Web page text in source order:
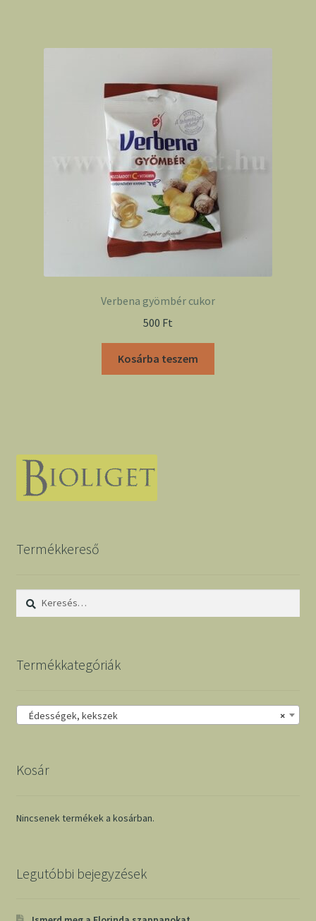
Verbena gyömbér cukor
500 Ft
Kosárba teszem
Termékkereső
Keresés:
Termékkategóriák
×
Édességek, kekszek
Kosár
Nincsenek termékek a kosárban.
Legutóbbi bejegyzések